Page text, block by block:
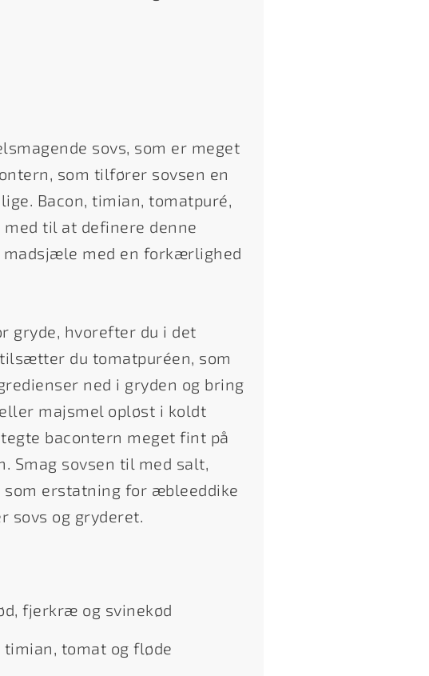
sovs, som er meget
som tilfører sovsen en
Bacon, timian, tomatpuré,
til at definere denne
madsjæle med en forkærlighed
gryde, hvorefter du i det
du tomatpuréen, som
ned i gryden og bring
majsmel opløst i koldt
bacontern meget fint på
Smag sovsen til med salt,
som erstatning for æbleeddike
sovs og gryderet.
fjerkræ og svinekød
tomat og fløde